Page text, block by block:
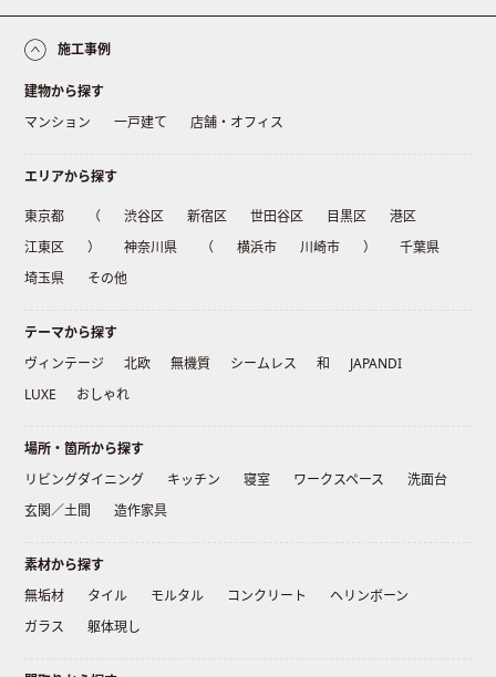
施工事例
建物から探す
マンション
一戸建て 店舗・オフィス
エリアから探す
東京都 （ 渋谷区 新宿区 世田谷区 目黒区
港区
江東区
） 神奈川県 （ 横浜市 川崎市 ）
千葉県
埼玉県
その他
テーマから探す
ヴィンテージ
北欧 無機質 シームレス 和
JAPANDI
LUXE
おしゃれ
場所・箇所から探す
リビングダイニング
キッチン 寝室 ワークスペース
洗面台
玄関／土間
造作家具
素材から探す
無垢材
タイル モルタル コンクリート
ヘリンボーン
ガラス
躯体現し